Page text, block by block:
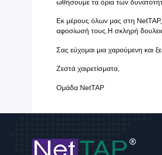
ωθήσουμε τα όρια των
Εκ μέρους όλων μας στη NetTAP,
αφοσίωσή τους.Η σκληρή
Σας εύχομαι μια χαρούμενη και
Ζεστά χαιρετίσματα,
Ομάδα NetTAP